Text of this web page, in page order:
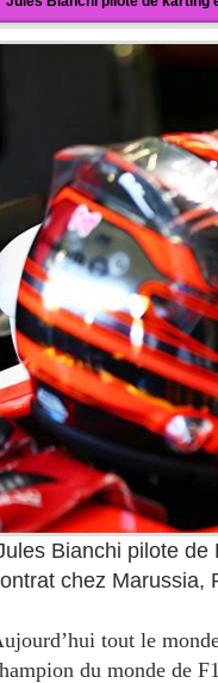
Bianchi pilote de
chez Marussia,
tout le
du monde de